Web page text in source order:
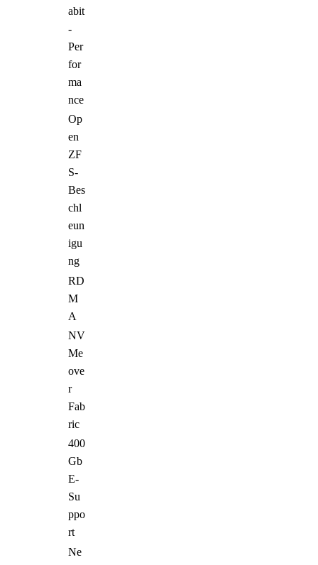
abit
-
Per
for
ma
nce
Op
en
ZF
S-
Bes
chl
eun
igu
ng
RD
M
A
NV
Me
ove
r
Fab
ric
400
Gb
E-
Su
ppo
rt
Ne